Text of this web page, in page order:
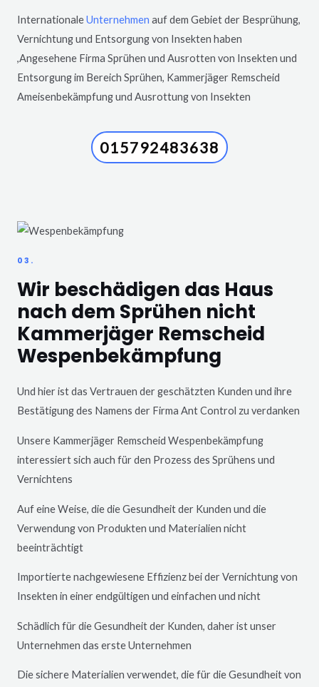
InternationaleUnternehmen auf dem Gebiet der Besprühung,
Vernichtung und Entsorgung von Insekten haben
,Angesehene Firma Sprühen und Ausrotten von Insekten und
Entsorgung im Bereich Sprühen, Kammerjäger Remscheid
Ameisenbekämpfung und Ausrottung von Insekten
015792483638
03.
Wir beschädigen das Haus
nach dem Sprühen nicht
Kammerjäger Remscheid
Wespenbekämpfung
Und hier ist das Vertrauen der geschätzten Kunden und ihre
Bestätigung des Namens der Firma Ant Control zu verdanken
Unsere Kammerjäger Remscheid Wespenbekämpfung
interessiert sich auch für den Prozess des Sprühens und
Vernichtens
Auf eine Weise, die die Gesundheit der Kunden und die
Verwendung von Produkten und Materialien nicht
beeinträchtigt
Importierte nachgewiesene Effizienz bei der Vernichtung von
Insekten in einer endgültigen und einfachen und nicht
Schädlich für die Gesundheit der Kunden, daher ist unser
Unternehmen das erste Unternehmen
Die sichere Materialien verwendet, die für die Gesundheit von